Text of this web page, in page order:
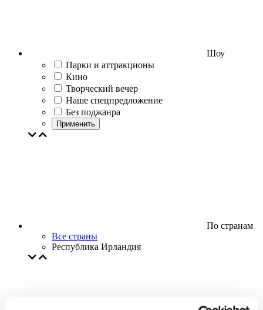
Шоу
Парки и аттракционы
Кино
Творческий вечер
Наше спецпредложение
Без поджанра
Применить
По странам
Все страны
Республика Ирландия